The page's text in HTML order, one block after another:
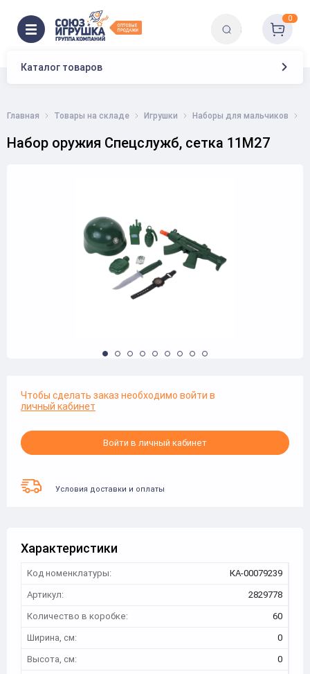
Каталог товаров
0
Главная Товары на складе Игрушки Наборы для мальчиков
Набор оружия Спецслужб, сетка 11M27
Чтобы сделать заказ необходимо войти в
личный кабинет
Войти в личный кабинет
Условия доставки и оплаты
Характеристики
Код номенклатуры:
КА-00079239
Артикул:
2829778
Количество в коробке:
60
Ширина, см:
0
Высота, см:
0